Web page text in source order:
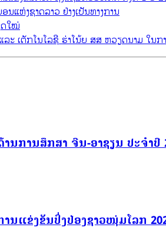
ແຫ່ງຊາດລາວ ຢ່າງເປັນທາງການ
ດໃໝ່
ເຕັກໂນໂລຊີ ຮ່າໂນ້ຍ ສສ ຫວຽດນາມ ໃນກ
ການສຶກສາ ຈີນ-ອາຊຽນ ປະຈຳປີ
ນແຂ່ງຂັນປິ່ງປ່ອງຊາວໜຸ່ມໂລກ